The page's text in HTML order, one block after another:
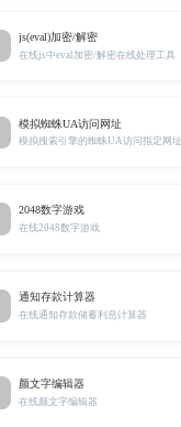
js(eval)加密/解密
在线js中eval加密/解密在线处理工具
模拟蜘蛛UA访问网址
2048数字游戏
在线2048数字游戏
通知存款计算器
在线通知存款储蓄利息计算器
颜文字编辑器
在线颜文字编辑器